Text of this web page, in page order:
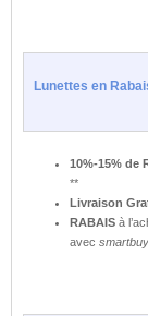
Lunettes en
10%-15% de
**
Livraison
RABAIS à
avec